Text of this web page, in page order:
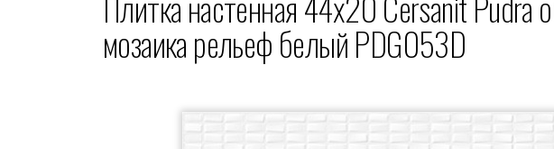
мозаика рельеф белый PDG053D